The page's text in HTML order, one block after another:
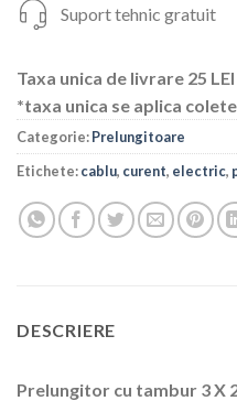
Suport tehnic gratuit
Taxa unica de livrare 25
*taxa unica se aplica
Categorie:Prelungitoare
Etichete:cablu, curent, electric,
DESCRIERE
Prelungitor cu tambur 3 X